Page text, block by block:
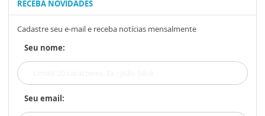
RECEBA NOVIDADES
Cadastre seu e-mail e receba notícias mensalmente
Seu nome:
Seu email: